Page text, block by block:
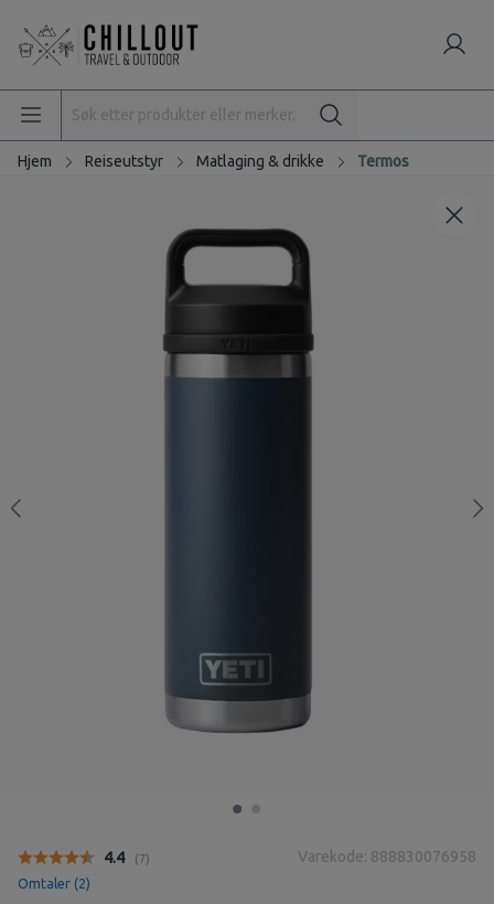
Hjem Reiseutstyr Matlaging & drikke Termos
Gjennomsnittskarakter:
4.4 (stemmer:
7)
Omtaler (2)
Varekode: 888830076958